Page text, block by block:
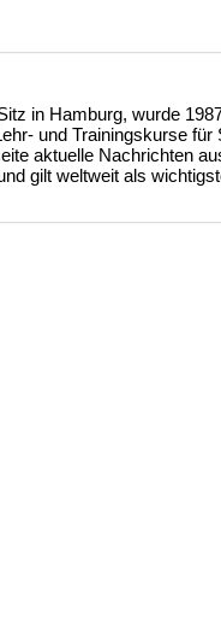
in Hamburg, wurde
und Trainingskurse
aktuelle Nachrichten
gilt weltweit als